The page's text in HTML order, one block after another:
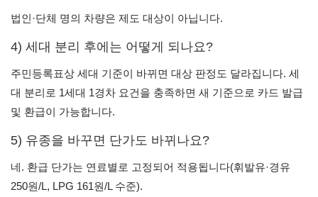
법인·단체 명의 차량은 제도 대상이 아닙니다.
4) 세대 분리 후에는 어떻게 되나요?
주민등록표상 세대 기준이 바뀌면 대상 판정도 달라집니다. 세
대 분리로 1세대 1경차 요건을 충족하면 새 기준으로 카드 발급
및 환급이 가능합니다.
5) 유종을 바꾸면 단가도 바뀌나요?
네. 환급 단가는 연료별로 고정되어 적용됩니다(휘발유·경유
250원/L, LPG 161원/L 수준).